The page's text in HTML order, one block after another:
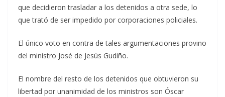
que decidieron trasladar a los detenidos a otra sede, lo
que trató de ser impedido por corporaciones policiales.
El único voto en contra de tales argumentaciones provino
del ministro José de Jesús Gudiño.
El nombre del resto de los detenidos que obtuvieron su
libertad por unanimidad de los ministros son Óscar